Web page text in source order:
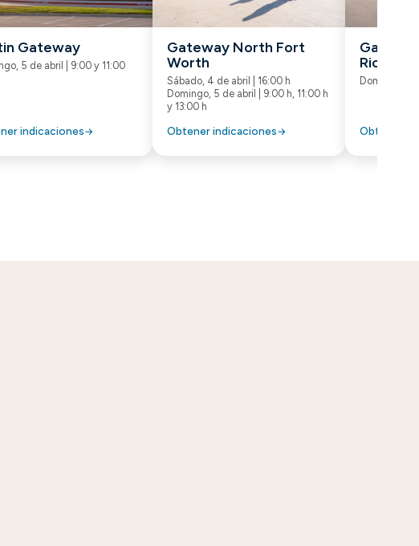
Gateway
5 de abril | 9:00 y 11:00
indicaciones
Gateway North Fort
Worth
Sábado, 4 de abril | 16:00 h
Domingo, 5 de abril | 9:00 h, 11:00 h
y 13:00 h
Obtener indicaciones
Domingo, 5
Obtener